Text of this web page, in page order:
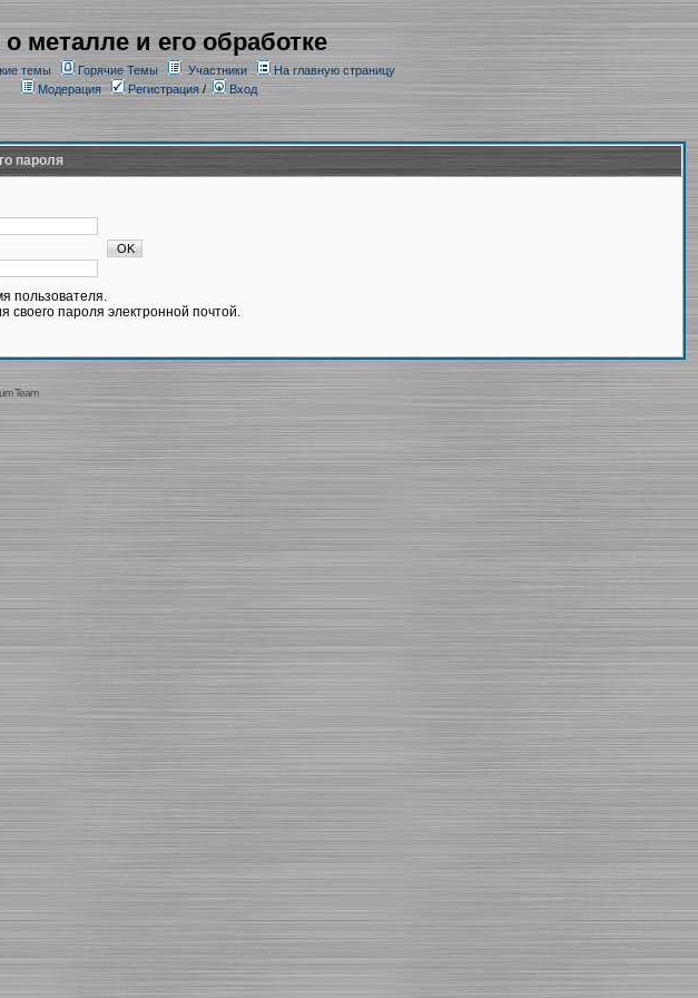
металле и его обработке
темы Горячие Темы Участники
На главную страницу
Модерация
Регистрация/ Вход
пароля
пользователя.
пароля электронной почтой.
Team